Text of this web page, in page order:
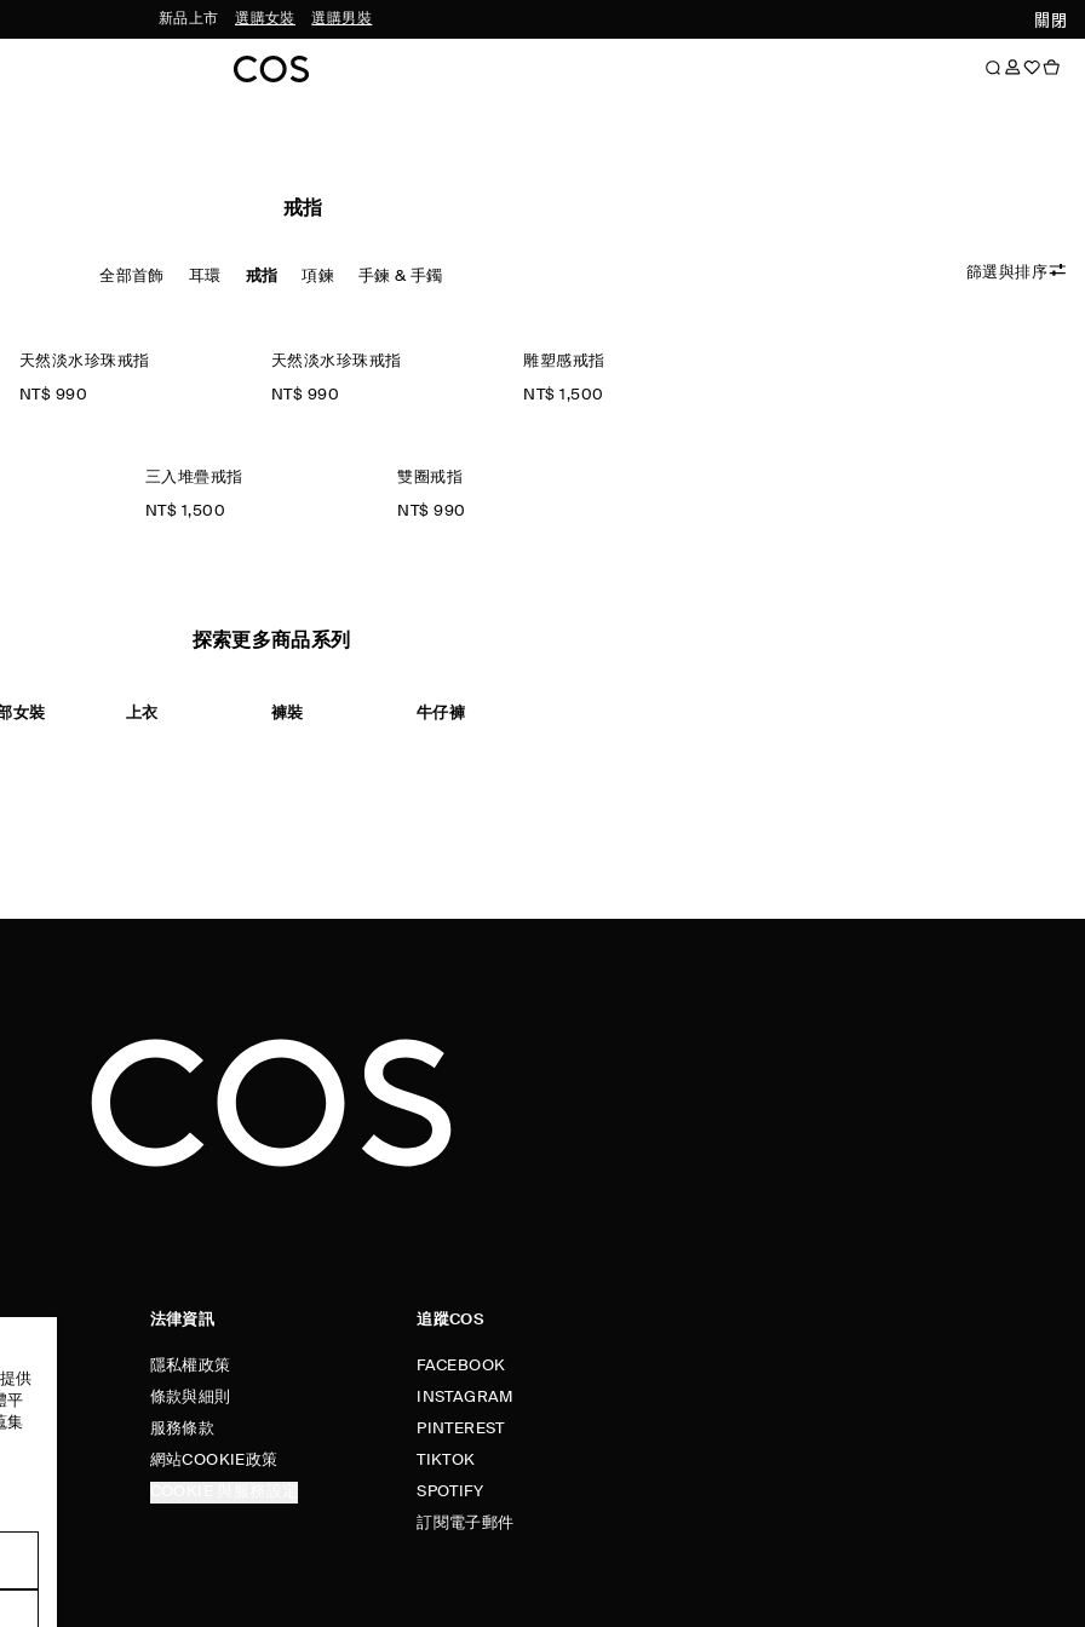
關閉
新品上市 選購女裝 選購男裝
戒指
全部首飾 耳環 戒指 項鍊 手鍊 & 手鐲 篩選與排序
天然淡水珍珠戒指
NT$ 990
天然淡水珍珠戒指
NT$ 990
雕塑感戒指
NT$ 1,500
三入堆疊戒指
NT$ 1,500
雙圈戒指
NT$ 990
探索更多商品系列
女裝 上衣 褲裝 牛仔褲
法律資訊
隱私權政策
條款與細則
服務條款
網站COOKIE政策
追蹤COS
FACEBOOK
INSTAGRAM
PINTEREST
TIKTOK
SPOTIFY
訂閱電子郵件
供
平
集